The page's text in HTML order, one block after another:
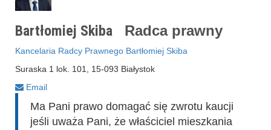
Bartłomiej Skiba Radca prawny
Kancelaria Radcy Prawnego Bartłomiej Skiba
Suraska 1 lok. 101, 15-093 Białystok
Email
Ma Pani prawo domagać się zwrotu kaucji
jeśli uważa Pani, że właściciel mieszkania